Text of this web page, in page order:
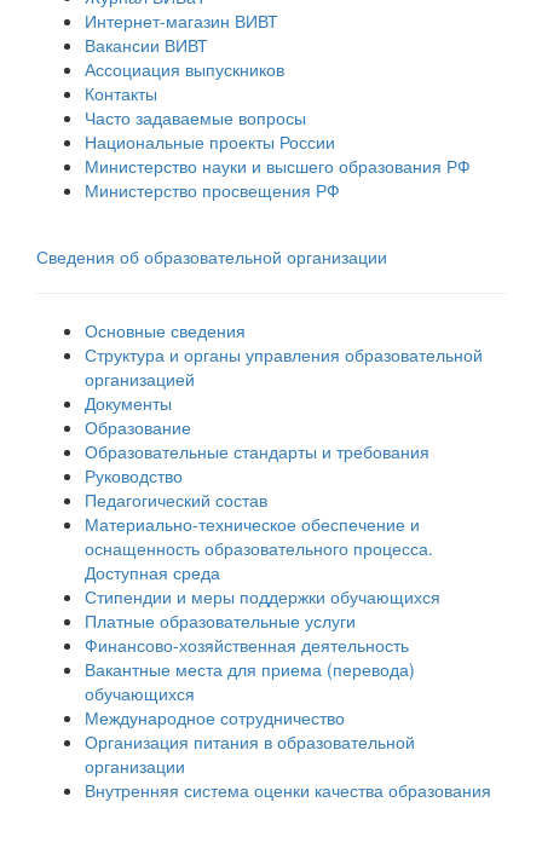
Интернет-магазин ВИВТ
Вакансии ВИВТ
Ассоциация выпускников
Контакты
Часто задаваемые вопросы
Национальные проекты России
Министерство науки и высшего образования РФ
Министерство просвещения РФ
Сведения об образовательной организации
Основные сведения
Структура и органы управления образовательной
организацией
Документы
Образование
Образовательные стандарты и требования
Руководство
Педагогический состав
Материально-техническое обеспечение и
оснащенность образовательного процесса.
Доступная среда
Стипендии и меры поддержки обучающихся
Платные образовательные услуги
Финансово-хозяйственная деятельность
Вакантные места для приема (перевода)
обучающихся
Международное сотрудничество
Организация питания в образовательной
организации
Внутренняя система оценки качества образования